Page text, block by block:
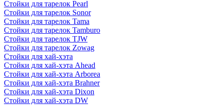
Стойки для тарелок Pearl
Стойки для тарелок Sonor
Стойки для тарелок Tama
Стойки для тарелок Tamburo
Стойки для тарелок TJW
Стойки для тарелок Zowag
Стойки для хай-хэта
Стойки для хай-хэта Ahead
Стойки для хай-хэта Arborea
Стойки для хай-хэта Brahner
Стойки для хай-хэта Dixon
Стойки для хай-хэта DW